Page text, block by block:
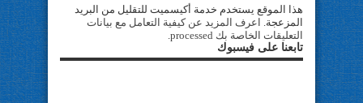
هذا الموقع يستخدم خدمة أكيسميت للتقليل من البريد
المزعجة. اعرف المزيد عن كيفية التعامل مع بيانات
التعليقات الخاصة بك processed
.
تابعنا على فيسبوك